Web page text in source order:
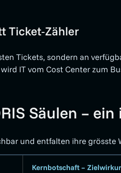
Ticket‐Zähler
Tickets, sondern an
IT vom Cost Center zum
Säulen –
und entfalten ihre grösste
Kernbotschaft –